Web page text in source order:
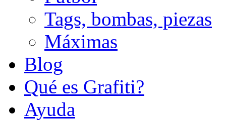
Tags, bombas, piezas
Máximas
Blog
Qué es Grafiti?
Ayuda